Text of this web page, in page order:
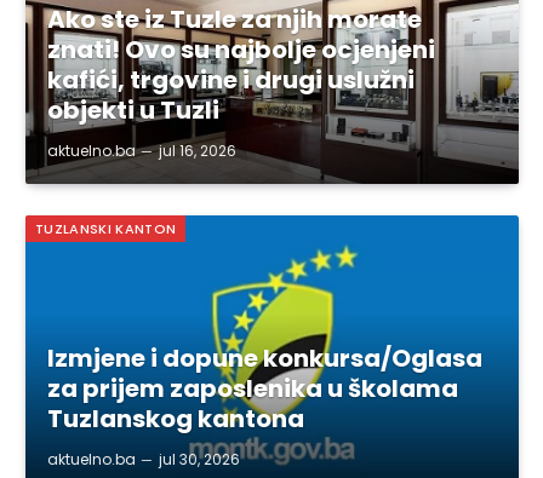
Ako ste iz Tuzle za njih morate
znati! Ovo su najbolje ocjenjeni
kafići, trgovine i drugi uslužni
objekti u Tuzli
aktuelno.ba jul 16, 2026
TUZLANSKI KANTON
Izmjene i dopune konkursa/Oglasa
za prijem zaposlenika u školama
Tuzlanskog kantona
aktuelno.ba jul 30, 2026